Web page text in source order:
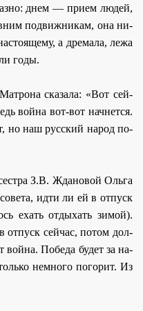
днем — при­ем лю­дей,
по­движ­ни­кам, она ни­
а дре­ма­ла, ле­жа
го­ды.
ска­за­ла: «Вот сей­
вой­на вот-вот нач­нет­ся.
но наш рус­ский на­род по­
З.В. Жда­но­вой Оль­га
ид­ти ли ей в от­пуск
ехать от­ды­хать зи­мой).
от­пуск сей­час, по­том дол­
вой­на. По­бе­да бу­дет за на­
немно­го по­го­рит. Из